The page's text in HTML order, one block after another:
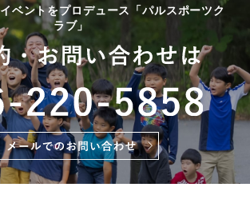
ベントをプロデュース「パルスポーツク
ラブ」